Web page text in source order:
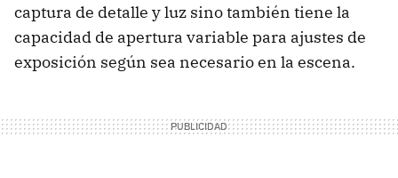
captura de detalle y luz sino también tiene la
capacidad de apertura variable para ajustes de
exposición según sea necesario en la escena.